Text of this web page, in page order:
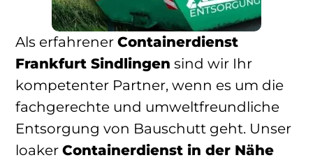
Als erfahrener Containerdienst
Frankfurt Sindlingen sind wir Ihr
kompetenter Partner, wenn es um die
fachgerechte und umweltfreundliche
Entsorgung von Bauschutt geht. Unser
loaker Containerdienst in der Nähe